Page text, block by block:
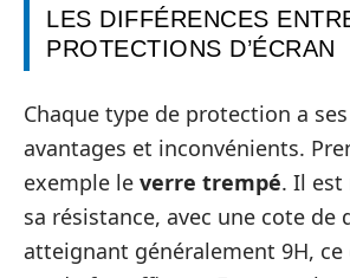
LES DIFFÉRENCES
PROTECTIONS D’ÉCRAN
Chaque type de protection a
avantages et inconvénients.
exemple le verre trempé. Il est
sa résistance, avec une cote de
atteignant généralement 9H,